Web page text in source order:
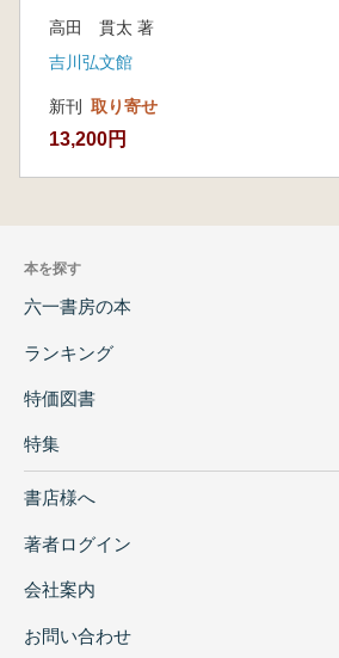
高田 貫太 著
吉川弘文館
新刊 取り寄せ
13,200円
本を探す
六一書房の本
ランキング
特価図書
特集
書店様へ
著者ログイン
会社案内
お問い合わせ